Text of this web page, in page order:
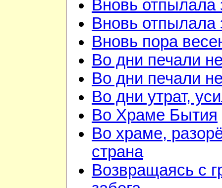
Вновь отпылала
Вновь отпылала
Вновь пора
Во дни печали
Во дни печали
Во дни утрат,
Во Храме Бытия
Во храме,
страна
Возвращаясь с